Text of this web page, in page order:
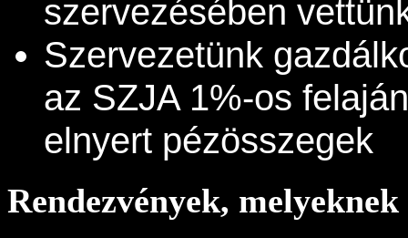
szervezésében
Szervezetünk
az SZJA 1%-os
elnyert pézösszegek
Rendezvények,